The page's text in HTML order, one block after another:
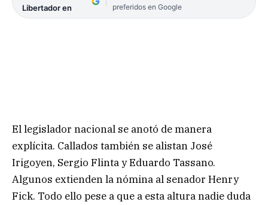
Libertador en
preferidos en Google
El legislador nacional se anotó de manera
explícita. Callados también se alistan José
Irigoyen, Sergio Flinta y Eduardo Tassano.
Algunos extienden la nómina al senador Henry
Fick. Todo ello pese a que a esta altura nadie duda